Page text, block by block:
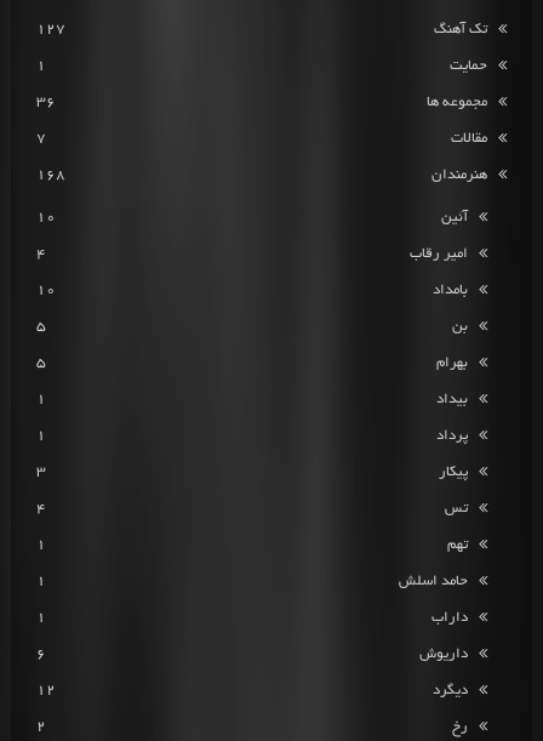
تک آهنگ 127
حمایت 1
مجموعه ها 36
مقالات 7
هنرمندان 168
آئین 10
امیر رقاب 4
بامداد 10
بن 5
بهرام 5
بیداد 1
پرداد 1
پیکار 3
تس 4
تهم 1
حامد اسلش 1
داراب 1
داریوش 6
دیگرد 12
رخ 2